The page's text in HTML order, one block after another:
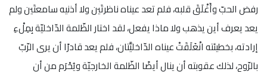
رفض الحبّ وأَغْلَقَ قلبه، فلم تعد عيناه ناظرتَين ولا أذنيه سامعتَين ولم
يعد يعرف أين يذهب ولا ماذا يفعل، لقد اختار الظّلمة الدّاخليّة بِمِلْءِ
إرادته، بخطيئته انْغَلَقَتْ عيناه الدّاخليَّتان، فلم يعد قادرًا أن يرى الرّبّ
بالرّوح، لذلك عقوبته أن ينال أيضًا الظّلمة الخارجيّة ويُحْرَم من أن